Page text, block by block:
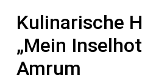
Kulinarische
„Mein
Amrum